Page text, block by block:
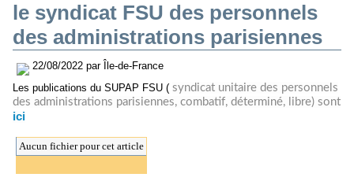
le syndicat FSU des personnels
des administrations parisiennes
22/08/2022 par Île-de-France
Les publications du SUPAP FSU (syndicat unitaire des personnels
des administrations parisiennes, combatif, déterminé, libre) sont
ici
Aucun fichier pour cet article